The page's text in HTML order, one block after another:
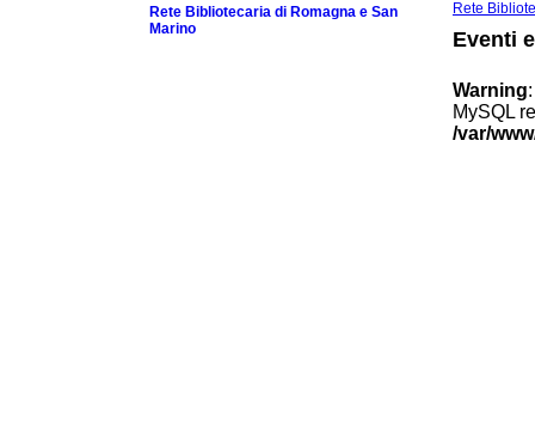
Rete
Eventi
Warning
MySQL
/var/
Rete Bibliotecaria di Romagna e San
Marino